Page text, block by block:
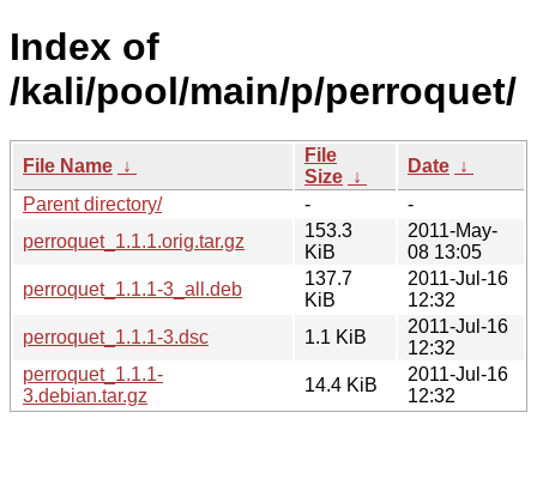
Index of
/kali/pool/main/p/perroquet/
File Name ↓
File
Size ↓
Date ↓
Parent directory/
-
-
perroquet_1.1.1.orig.tar.gz
153.3
KiB
2011-May-
08 13:05
perroquet_1.1.1-3_all.deb
137.7
KiB
2011-Jul-16
12:32
perroquet_1.1.1-3.dsc
1.1 KiB
2011-Jul-16
12:32
perroquet_1.1.1-
3.debian.tar.gz
14.4 KiB
2011-Jul-16
12:32